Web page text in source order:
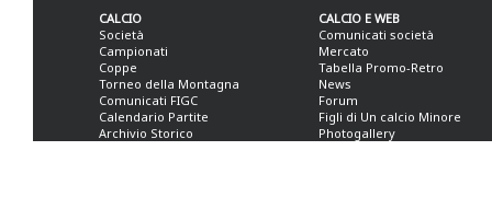
CALCIO
Società
Campionati
Coppe
Torneo della Montagna
Comunicati FIGC
Calendario Partite
Archivio Storico
CALCIO E WEB
Comunicati società
Mercato
Tabella Promo-Retro
News
Forum
Figli di Un calcio Minore
Photogallery